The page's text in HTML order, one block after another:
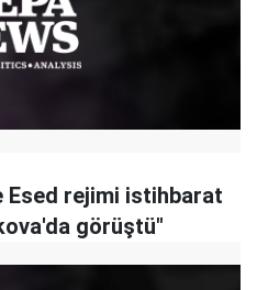
Esed rejimi istihbarat
görüştü"